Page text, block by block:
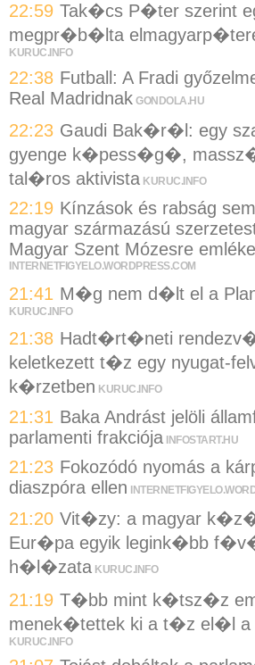
22:59 Tak�cs P�ter szerint
megpr�b�lta
KURUC.INFO
22:38 Futball: A Fradi
Real Madridnak GONDOLA.HU
22:23 Gaudi Bak�r�l: egy
gyenge k�pess�g�,
tal�ros aktivista KURUC.INFO
22:19 Kínzások és rabság
magyar származású
Magyar Szent Mózesre
INTERNETFIGYELO.WORDPRESS.COM
21:41 M�g nem d�lt el a
KURUC.INFO
21:38 Hadt�rt�neti
keletkezett t�z egy nyugat-
k�rzetben KURUC.INFO
21:31 Baka Andrást jelöli
parlamenti frakciója INFOSTART.HU
21:23 Fokozódó nyomás a
diaszpóra ellen
21:20 Vit�zy: a magyar
Eur�pa egyik legink�bb
h�l�zata KURUC.INFO
21:19 T�bb mint k�tsz�z
menek�tettek ki a t�z el�l
KURUC.INFO